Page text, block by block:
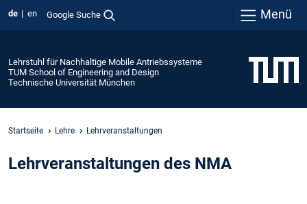
de en Google Suche Menü
Lehrstuhl für Nachhaltige Mobile Antriebssysteme
TUM School of Engineering and Design
Technische Universität München
Startseite Lehre Lehrveranstaltungen
Lehrveranstaltungen des NMA